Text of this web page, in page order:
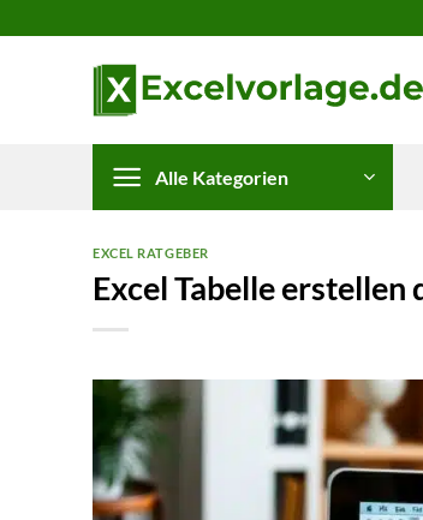
Inhalt
Alle Kategorien
EXCEL RATGEBER
Excel Tabelle